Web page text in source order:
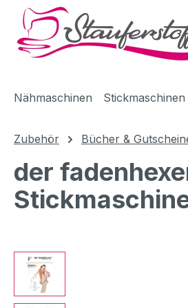
Hauptinhalt springen
Zur Suche springen
Zur Hauptnavigation springen
Nähmaschinen Stickmaschinen
Zubehör Bücher &
der
Bildergalerie überspringen